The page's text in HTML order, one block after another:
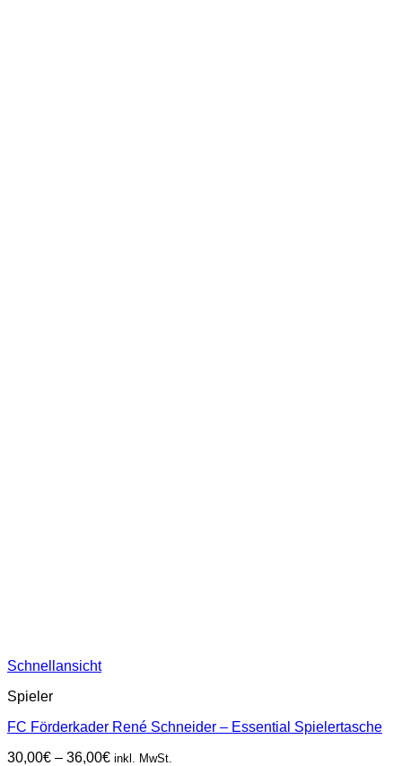
Schnellansicht
Spieler
FC Förderkader René Schneider – Essential Spielertasche
30,00€ – 36,00€Preisspanne:
inkl. MwSt.